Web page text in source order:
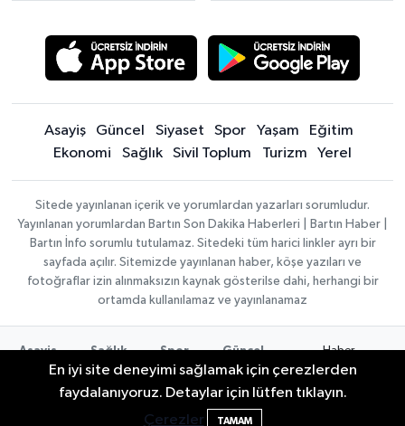
Asayiş Güncel Siyaset Spor Yaşam
Eğitim
Ekonomi
Sağlık Sivil Toplum Turizm Yerel
Sitede yayınlanan içerik ve yorumlardan yazarları sorumludur.
Yayınlanan yorumlardan Bartın Son Dakika Haberleri | Bartın Haber |
Bartın İnfo sorumlu tutulamaz. Sitedeki tüm harici linkler ayrı bir
sayfada açılır. Sitemizde yayınlanan haber, köşe yazıları ve
fotoğraflar izin alınmaksızın kaynak gösterilse dahi, herhangi bir
ortamda kullanılamaz ve yayınlanamaz
Asayiş Sağlık Spor
Güncel
Siyaset
Yaşam Turizm
Eğitim
Magazin
Künye
Konaklama tesisleri
Bartın Medya
Haber
Yazılımı:
Copyright ©
En iyi site deneyimi sağlamak için çerezlerden
faydalanıyoruz. Detaylar için lütfen tıklayın.
Çerezler
TAMAM